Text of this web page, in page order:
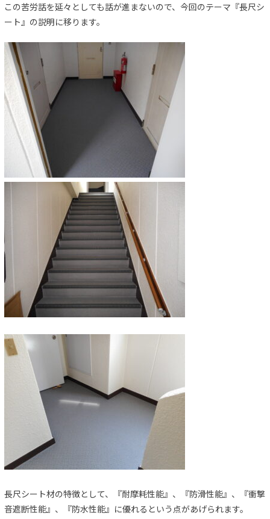
この苦労話を延々としても話が進まないので、今回のテーマ『長尺シ
ート』の説明に移ります。
長尺シート材の特徴として、『耐摩耗性能』、『防滑性能』、『衝撃
音遮断性能』、『防水性能』に優れるという点があげられます。